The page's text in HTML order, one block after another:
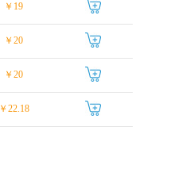
￥19
￥20
￥20
￥22.18